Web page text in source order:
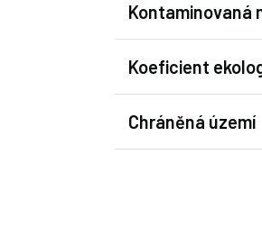
Kontaminovaná
Koeficient
Chráněná území